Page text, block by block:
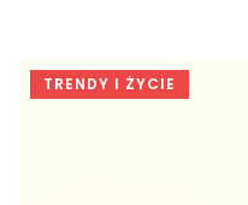
TRENDY I ŻYCIE